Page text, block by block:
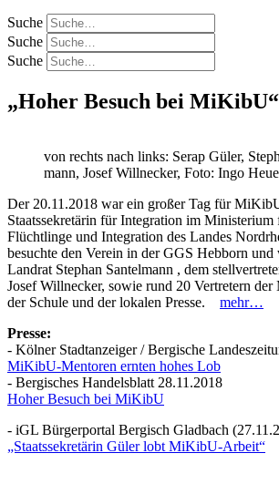
Suche
Suche
Suche
„Hoher Besuch bei MiKibU“
von rechts nach links: Serap Güler,
mann, Josef Willne­cker, Foto: Ingo
Der 20.11.2018 war ein gro­ßer Tag für
Staats­se­kre­tä­rin für Inte­gra­ti­on im
Flücht­lin­ge und Inte­gra­ti­on des Lan­des
besuch­te den Ver­ein in der GGS Heb­born
Land­rat Ste­phan San­tel­mann , dem
Josef Willne­cker, sowie rund 20 Ver­tre­tern
der Schu­le und der loka­len Pres­se. mehr…
Pres­se:
- Köl­ner Stadt­an­zei­ger / Ber­gi­sche
MiKibU-Men­to­ren ern­ten hohes Lob
- Ber­gi­sches Han­dels­blatt 28.11.2018
Hoher Besuch bei MiKibU
- iGL Bür­ger­por­tal Ber­gisch Glad­bach
„Staats­se­kre­tä­rin Güler lobt MiKibU-Arbeit“